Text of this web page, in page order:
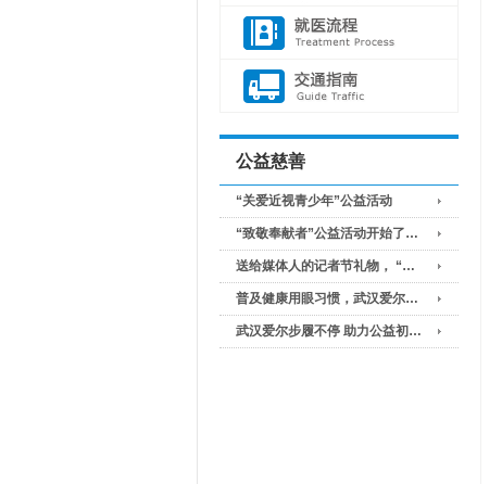
公益慈善
“关爱近视青少年”公益活动
“致敬奉献者”公益活动开始了…
送给媒体人的记者节礼物， “…
普及健康用眼习惯，武汉爱尔…
武汉爱尔步履不停 助力公益初…